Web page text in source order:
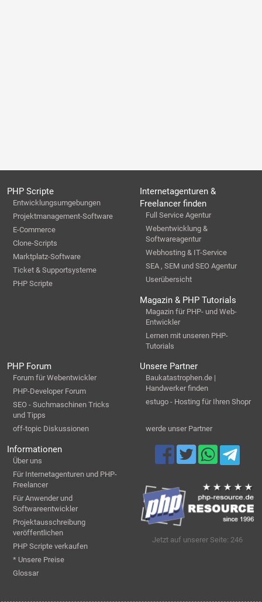
PHP Scripte
Entwicklungsumgebungen
Projektmanagement-Software
E-Commerce
Clone-Scripts
Marktplatz-Software
Ticket & Supportsysteme
PHP Scripte
Internetagenturen &
Freelancer finden
Full Service Agentur
Webentwicklung &
Softwareagentur
Webhosting & IT-Service
SEA , SEM und SEO Agentur
Userübersicht
Magazin & PHP Tutorials
Magazin für PHP- und Web-
Entwickler
Lernen mit unseren PHP-
Tutorials
PHP Forum
Forum für Webentwickler
PHP-Developer Forum
SEO - Suchmaschinen Tricks
und Tipps
off-topic Diskussionen
Unsere Partner
Baukatastrophen.de |
Handwerker finden
estugo - Hosting für Ihren Shopr
werde unser Partner
Informationen
Über uns
Für Internetagenturen und PHP-
Freelancer
Für Anwender und
Softwareentwickler
Projektausschreibung
veröffentlichen
PHP Scripte verkaufen
* Unsere Preise
Glossar
Jetzt auf unserer Seite: 246